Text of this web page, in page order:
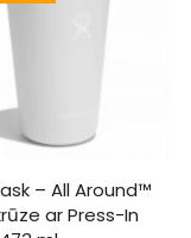
– All Around™
ar Press-In